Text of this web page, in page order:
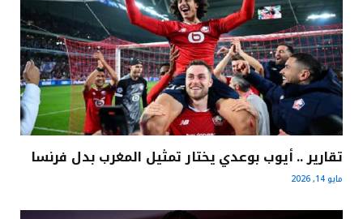
تقارير .. أيوب بوعدي يختار تمثيل المغرب بدل فرنسا
مايو 14, 2026